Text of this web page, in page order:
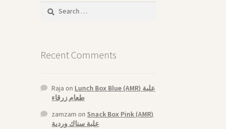
Search
Recent Comments
Raja on Lunch Box Blue (AMR) علبة
طعام زرقاء
zamzam on Snack Box Pink (AMR)
علبة سناك وردية